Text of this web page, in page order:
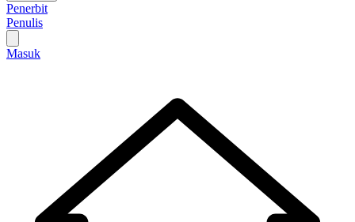
Penerbit
Penulis
Masuk